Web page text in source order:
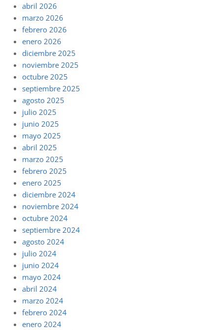
abril 2026
marzo 2026
febrero 2026
enero 2026
diciembre 2025
noviembre 2025
octubre 2025
septiembre 2025
agosto 2025
julio 2025
junio 2025
mayo 2025
abril 2025
marzo 2025
febrero 2025
enero 2025
diciembre 2024
noviembre 2024
octubre 2024
septiembre 2024
agosto 2024
julio 2024
junio 2024
mayo 2024
abril 2024
marzo 2024
febrero 2024
enero 2024